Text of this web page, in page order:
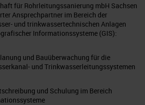
für Rohrleitungssanierung mbH Sachsen
Ansprechpartner im Bereich der
und trinkwassertechnischen Anlagen
Informationssysteme (GIS):
und Bauüberwachung für die
und Trinkwasserleitungssystemen
und Schulung im Bereich